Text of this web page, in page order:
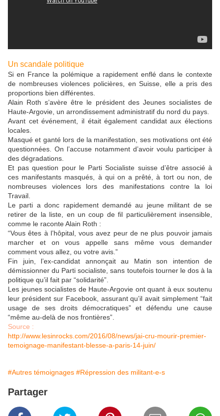
Un scandale politique
Si en France la polémique a rapidement enflé dans le contexte
de nombreuses violences policières, en Suisse, elle a pris des
proportions bien différentes.
Alain Roth s’avère être le président des Jeunes socialistes de
Haute-Argovie, un arrondissement administratif du nord du pays.
Avant cet événement, il était également candidat aux élections
locales.
Masqué et ganté lors de la manifestation, ses motivations ont été
questionnées. On l’accuse notamment d’avoir voulu participer à
des dégradations.
Et pas question pour le Parti Socialiste suisse d’être associé à
ces manifestants masqués, à qui on a prêté, à tort ou non, de
nombreuses violences lors des manifestations contre la loi
Travail.
Le parti a donc rapidement demandé au jeune militant de se
retirer de la liste, en un coup de fil particulièrement insensible,
comme le raconte Alain Roth :
“Vous êtes à l’hôpital, vous avez peur de ne plus pouvoir jamais
marcher et on vous appelle sans même vous demander
comment vous allez, ou votre avis.”
Fin juin, l’ex-candidat annonçait au Matin son intention de
démissionner du Parti socialiste, sans toutefois tourner le dos à la
politique qu’il fait par “solidarité”.
Les jeunes socialistes de Haute-Argovie ont quant à eux soutenu
leur président sur Facebook, assurant qu’il avait simplement “fait
usage de ses droits démocratiques” et défendu une cause
“même au-delà de nos frontières”.
Source :
http://www.lesinrocks.com/2016/08/news/jai-cru-mourir-premier-
temoignage-manifestant-blesse-a-paris-14-juin/
#Autres témoignages #Répression des militant-e-s
Partager